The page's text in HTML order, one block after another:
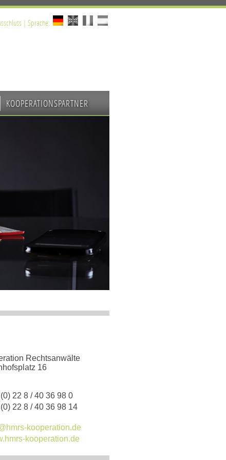
| Sprache:
KOOPERATIONSPARTNER
Rechtsanwälte
16
22 8 / 40 36 98 0
22 8 / 40 36 98 14
kooperation.de
kooperation.de